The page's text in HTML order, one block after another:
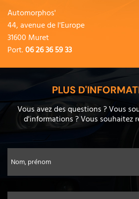
Automorphos'
44, avenue de l'Europe
31600 Muret
Port.06 26 36 59 33
PLUS
Vous avez des questions ? Vous
d'informations ? Vous souhaitez
Nom, prénom